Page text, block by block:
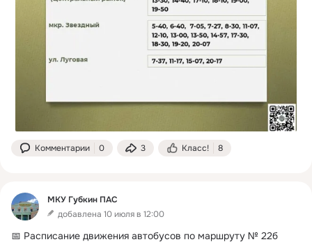
Комментарии 0 3 Класс! 8
МКУ Губкин ПАС
добавлена 10 июля в 12:00
📅 Расписание движения автобусов по маршруту № 22б